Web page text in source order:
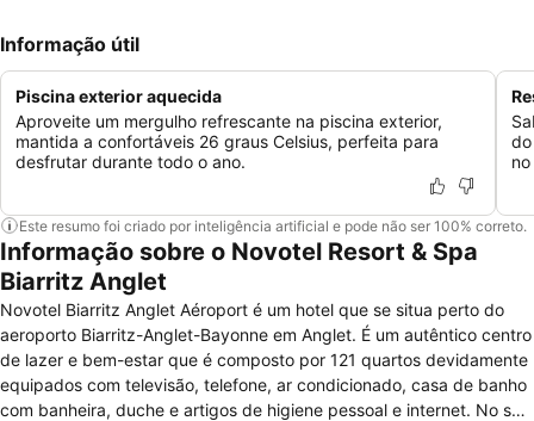
Informação útil
Piscina exterior aquecida
Aproveite um mergulho refrescante na piscina exterior,
mantida a confortáveis 26 graus Celsius, perfeita para
desfrutar durante todo o ano.
Este resumo foi criado por inteligência artificial e pode não ser 100% correto.
Informação sobre o Novotel Resort & Spa
Biarritz Anglet
Novotel Biarritz Anglet Aéroport é um hotel que se situa perto do
aeroporto Biarritz-Anglet-Bayonne em Anglet. É um autêntico centro
de lazer e bem-estar que é composto por 121 quartos devidamente
equipados com televisão, telefone, ar condicionado, casa de banho
com banheira, duche e artigos de higiene pessoal e internet. No seu